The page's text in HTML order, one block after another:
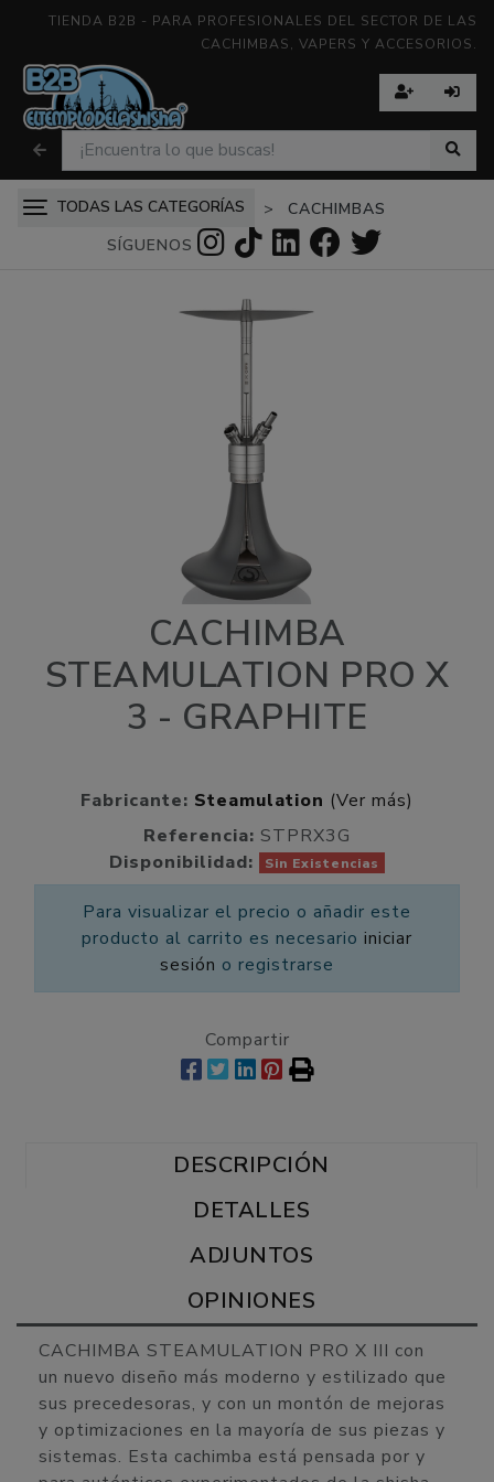
TIENDA B2B - PARA PROFESIONALES DEL SECTOR DE LAS
CACHIMBAS, VAPERS Y ACCESORIOS.
TODAS LAS CATEGORÍAS
CACHIMBAS
SÍGUENOS
CACHIMBA
STEAMULATION PRO X
3 - GRAPHITE
Fabricante: Steamulation (Ver más)
Referencia: STPRX3G
Disponibilidad:
Sin Existencias
Para visualizar el precio o añadir este
producto al carrito es necesario iniciar
sesión o registrarse
Compartir
DESCRIPCIÓN
DETALLES
ADJUNTOS
OPINIONES
CACHIMBA STEAMULATION PRO X III con
un nuevo diseño más moderno y estilizado que
sus precedesoras, y con un montón de mejoras
y optimizaciones en la mayoría de sus piezas y
sistemas. Esta cachimba está pensada por y